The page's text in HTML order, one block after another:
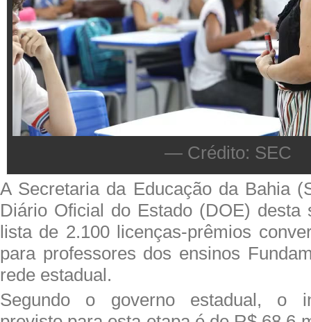
— Crédito: SEC
A Secretaria da Educação da Bahia
Diário Oficial do Estado (DOE) desta
lista de 2.100 licenças-prêmios
para professores dos ensinos
rede estadual.
Segundo o governo estadual, o